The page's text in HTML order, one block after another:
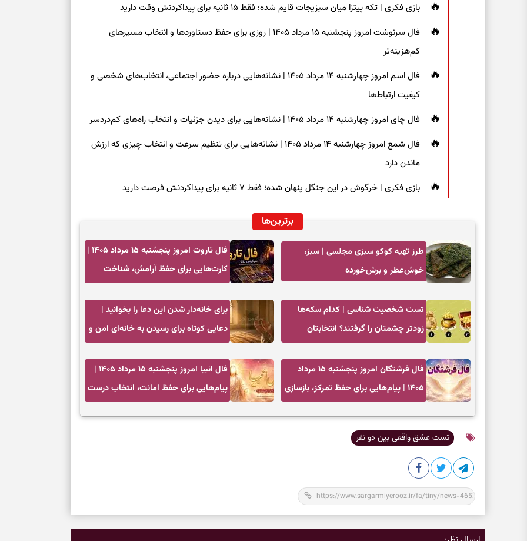
بازی فکری | تکه پیتزا میان سبزیجات قایم شده؛ فقط ۱۵ ثانیه برای پیداکردنش وقت دارید
فال سرنوشت امروز پنجشنبه ۱۵ مرداد ۱۴۰۵ | روزی برای حفظ دستاوردها و انتخاب مسیرهای
کم‌هزینه‌تر
فال اسم امروز چهارشنبه ۱۴ مرداد ۱۴۰۵ | نشانه‌هایی درباره حضور اجتماعی، انتخاب‌های شخصی و
کیفیت ارتباط‌ها
فال چای امروز چهارشنبه ۱۴ مرداد ۱۴۰۵ | نشانه‌هایی برای دیدن جزئیات و انتخاب راه‌های کم‌دردسر
فال شمع امروز چهارشنبه ۱۴ مرداد ۱۴۰۵ | نشانه‌هایی برای تنظیم سرعت و انتخاب چیزی که ارزش
ماندن دارد
بازی فکری | خرگوش در این جنگل پنهان شده؛ فقط ۷ ثانیه برای پیداکردنش فرصت دارید
برترین‌ها
طرز تهیه کوکو سبزی مجلسی | سبز،
خوش‌عطر و برش‌خورده
فال تاروت امروز پنجشنبه ۱۵ مرداد ۱۴۰۵ |
کارت‌هایی برای حفظ آرامش، شناخت
تست شخصیت شناسی | کدام سکه‌ها
زودتر چشمتان را گرفتند؟ انتخابتان
برای خانه‌دار شدن این دعا را بخوانید |
دعایی کوتاه برای رسیدن به خانه‌ای امن و
فال فرشتگان امروز پنجشنبه ۱۵ مرداد
۱۴۰۵ | پیام‌هایی برای حفظ تمرکز، بازسازی
فال انبیا امروز پنجشنبه ۱۵ مرداد ۱۴۰۵ |
پیام‌هایی برای حفظ امانت، انتخاب درست
تست عشق واقعی بین دو نفر